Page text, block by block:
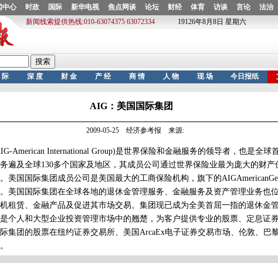
AIG：美国国际集团
2009-05-25 经济参考报 来源:
International Group)是世界保险和金融服务的领导者，也是全球
遍及全球130多个国家及地区，其成员公司通过世界保险业最为庞大的财产
美国国际集团成员公司是美国最大的工商保险机构，旗下的
美国国际集团在全球各地的退休金管理服务、金融服务及资产管理业务也
租赁、金融产品及促进其市场交易。集团现已成为全美首屈一指的退休金
个人和大型企业投资管理市场中的翘楚，为客户提供专业的股票、定息证
集团的股票在纽约证券交易所、美国ArcaEx电子证券交易市场、伦敦、巴